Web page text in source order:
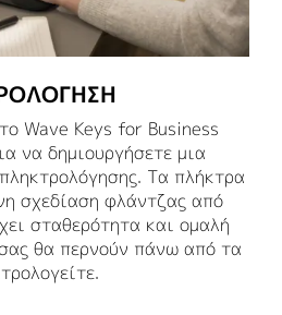
Wave Keys for Business
σύγκριση με το
να δημιουργήσετε μια
Τα πλήκτρα
σχεδίαση φλάντζας από
σταθερότητα και ομαλή
θα περνούν πάνω από τα